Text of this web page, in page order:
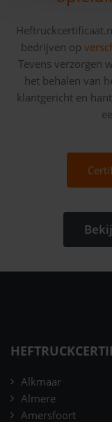
bedrijven op
Tevens verzorgen
het behalen van
klantgericht en
Alkmaar
Almere
Amersfoort